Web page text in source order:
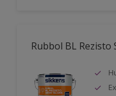
Rubbol BL Rezisto